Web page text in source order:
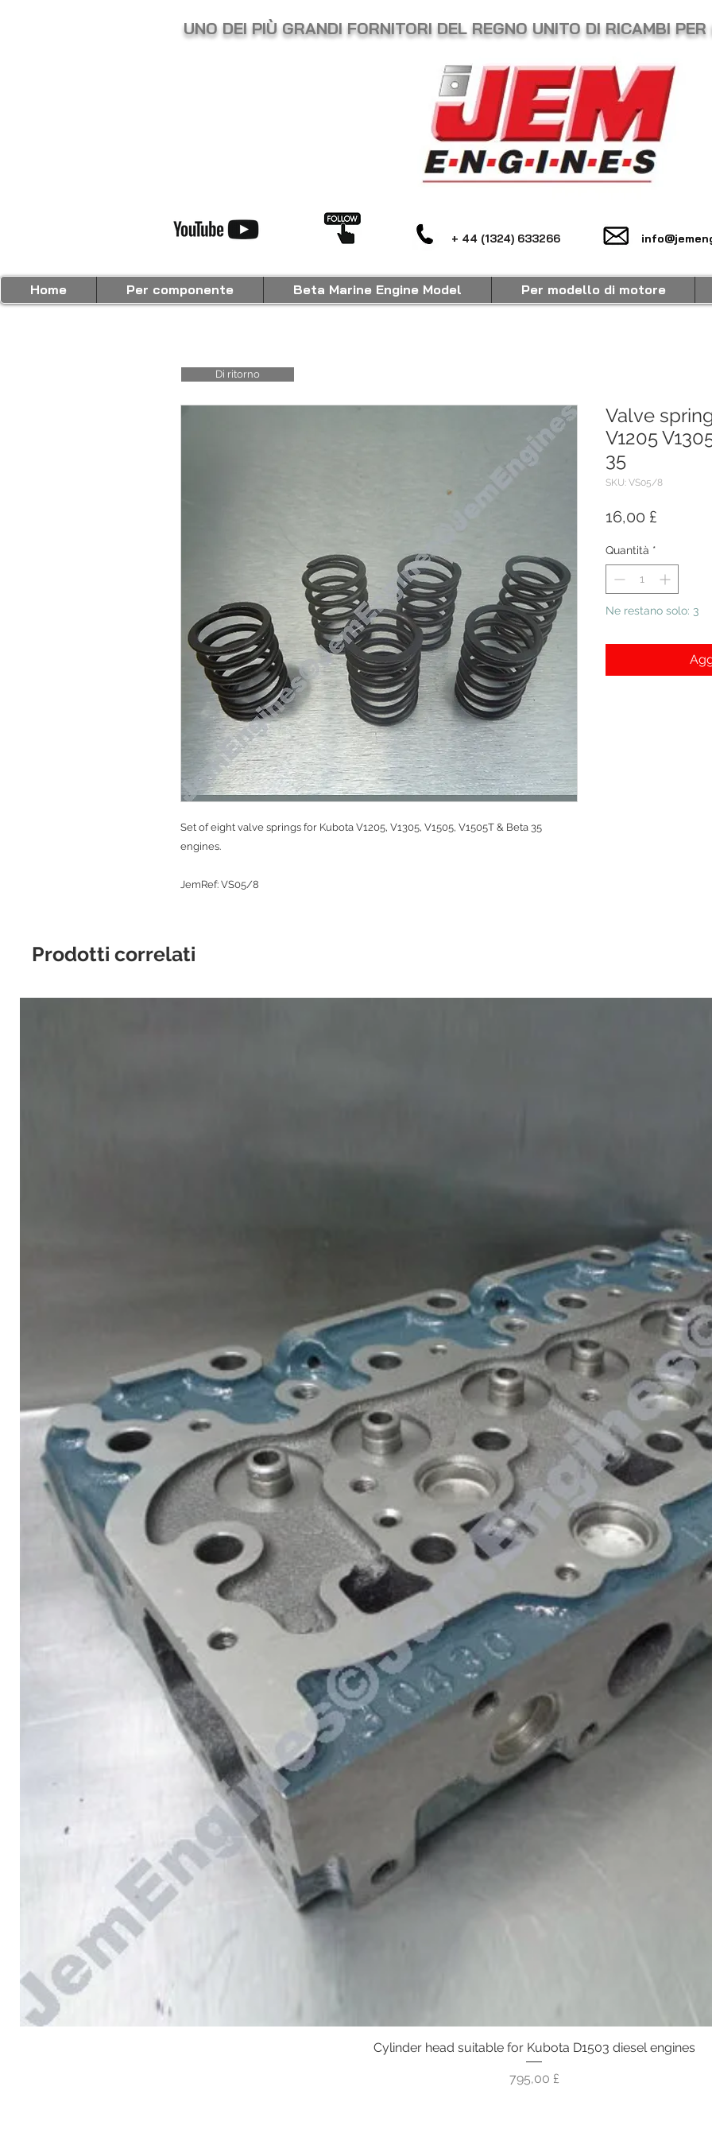
UNO DEI PIÙ GRANDI FORNITORI DEL REGNO UNITO DI RICAMBI
+ 44 (1324) 633266
Set of eight valve springs for Kubota V1205, V1305, V1505, V1505T & Beta 35
engines.
JemRef: VS05/8
Valve
V1205
35
SKU: VS05/8
16,00 £
Quantità *
Ne restano solo: 3
Di ritorno
Prodotti correlati
Vista rapida
Cylinder head suitable for Kubota D1503 diesel engines
Prezzo
795,00 £
Home Per componente Beta Marine Engine Model Per modello di motore